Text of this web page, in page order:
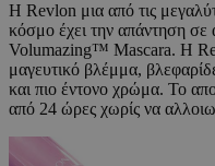
Η Revlon μια από τις
κόσμο έχει την απάντηση
Volumazing™ Mascara. H
μαγευτικό βλέμμα,
και πιο έντονο χρώμα. Το
από 24 ώρες χωρίς να